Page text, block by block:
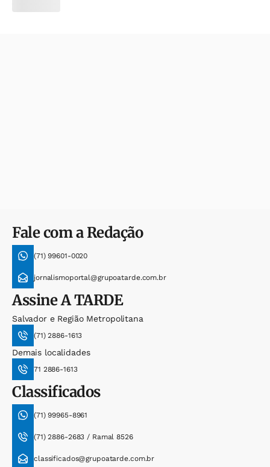
Fale com a Redação
(71) 99601-0020
jornalismoportal@grupoatarde.com.br
AssineA TARDE
Salvador e Região Metropolitana
(71) 2886-1613
Demais localidades
71 2886-1613
Classificados
(71) 99965-8961
(71) 2886-2683 / Ramal 8526
classificados@grupoatarde.com.br